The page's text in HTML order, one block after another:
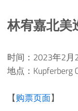
林宥嘉北美
时间：2023年2月
地点：Kupferberg
【购票页面】